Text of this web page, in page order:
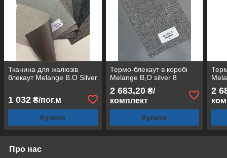
Тканина для жалюзів
блекаут Melange B.O Silver
1 032 ₴/пог.м
Купити
Термо-блекаут в коробі
Melange B,O silver 8
2 683,20₴/
комплект
Купити
2
Про нас